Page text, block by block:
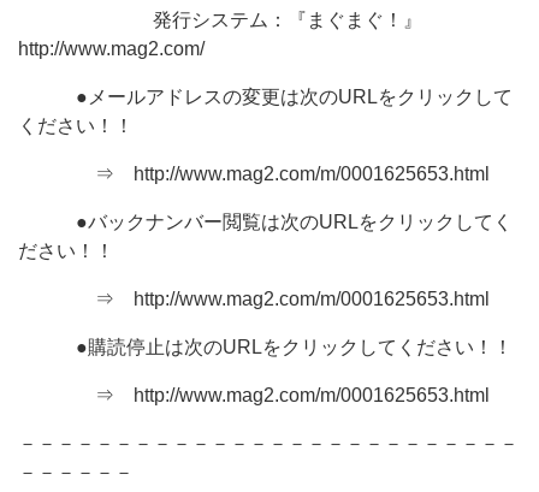
発行システム：『まぐまぐ！』
http://www.mag2.com/
●メールアドレスの変更は次のURLをクリックして
ください！！
⇒ http://www.mag2.com/m/0001625653.html
●バックナンバー閲覧は次のURLをクリックしてく
ださい！！
⇒ http://www.mag2.com/m/0001625653.html
●購読停止は次のURLをクリックしてください！！
⇒ http://www.mag2.com/m/0001625653.html
－－－－－－－－－－－－－－－－－－－－－－－－－－
－－－－－－